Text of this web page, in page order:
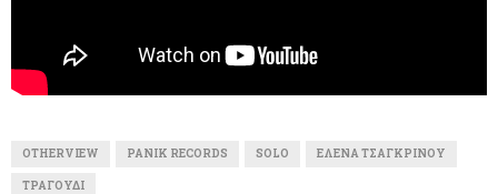
OTHERVIEW PANIK RECORDS SOLO ΈΛΕΝΑ ΤΣΑΓΚΡΙΝΟΎ
ΤΡΑΓΟΎΔΙ